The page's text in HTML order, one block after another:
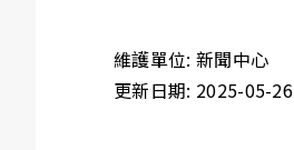
維護單位: 新聞中心
更新日期: 2025-05-26